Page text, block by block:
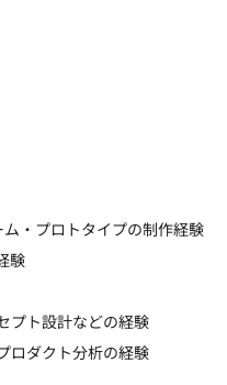
・プロトタイプの制作経験
験
プト設計などの経験
ロダクト分析の経験